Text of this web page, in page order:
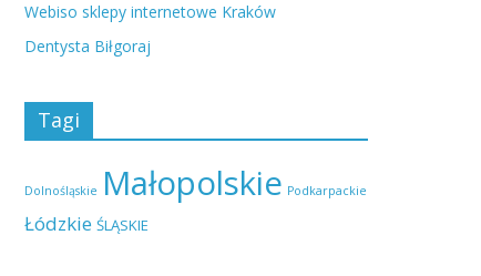
Webiso sklepy internetowe Kraków
Dentysta Biłgoraj
Tagi
Dolnośląskie Małopolskie Podkarpackie
Łódzkie ŚLĄSKIE